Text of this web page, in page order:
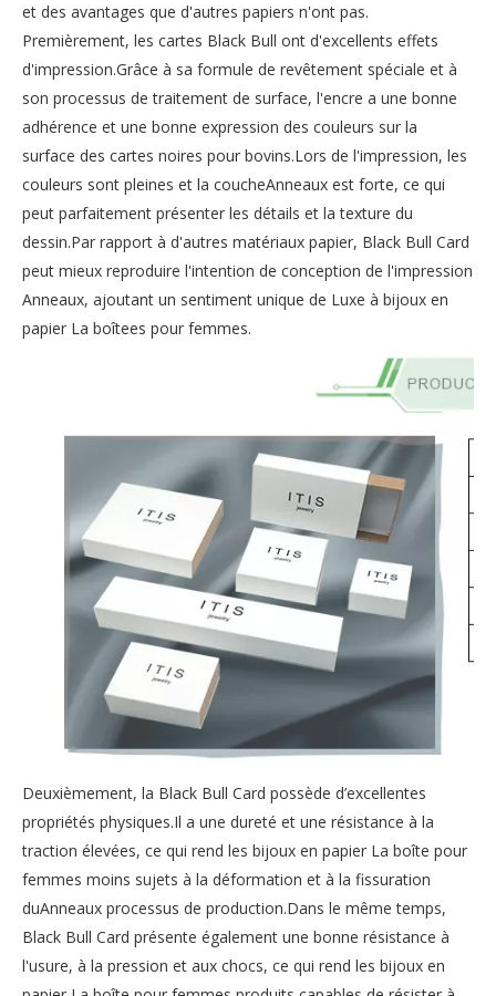
et des avantages que d'autres papiers n'ont pas.
Premièrement, les cartes Black Bull ont d'excellents effets
d'impression.Grâce à sa formule de revêtement spéciale et à
son processus de traitement de surface, l'encre a une bonne
adhérence et une bonne expression des couleurs sur la
surface des cartes noires pour bovins.Lors de l'impression, les
couleurs sont pleines et la coucheAnneaux est forte, ce qui
peut parfaitement présenter les détails et la texture du
dessin.Par rapport à d'autres matériaux papier, Black Bull Card
peut mieux reproduire l'intention de conception de l'impression
Anneaux, ajoutant un sentiment unique de Luxe à bijoux en
papier La boîtees pour femmes.
Deuxièmement, la Black Bull Card possède d’excellentes
propriétés physiques.Il a une dureté et une résistance à la
traction élevées, ce qui rend les bijoux en papier La boîte pour
femmes moins sujets à la déformation et à la fissuration
duAnneaux processus de production.Dans le même temps,
Black Bull Card présente également une bonne résistance à
l'usure, à la pression et aux chocs, ce qui rend les bijoux en